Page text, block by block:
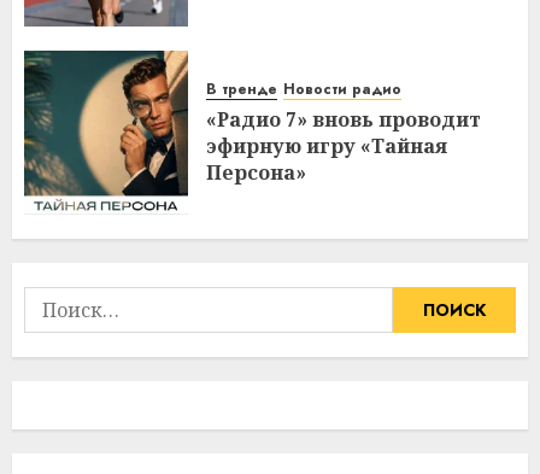
В тренде Новости радио
«Радио 7» вновь проводит
эфирную игру «Тайная
Персона»
Найти: